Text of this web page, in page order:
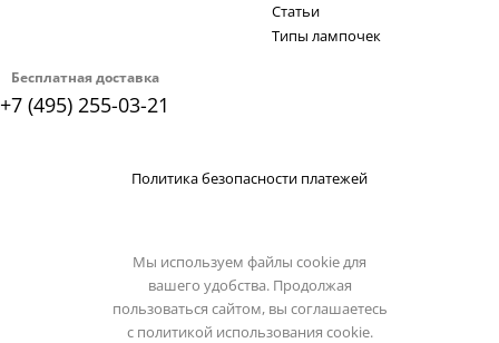
Бесплатная доставка
+7 (495) 255-03-21
Статьи
Типы лампочек
Политика безопасности платежей
Мы используем файлы cookie для
вашего удобства. Продолжая
пользоваться сайтом, вы соглашаетесь
с политикой использования cookie.